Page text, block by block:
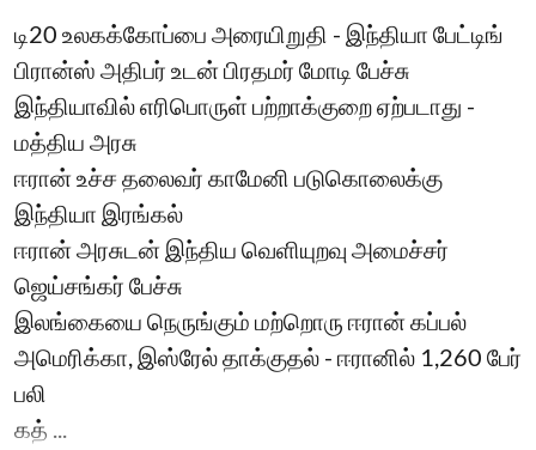
டி20 உலகக்கோப்பை அரையிறுதி - இந்தியா பேட்டிங்
பிரான்ஸ் அதிபர் உடன் பிரதமர் மோடி பேச்சு
இந்தியாவில் எரிபொருள் பற்றாக்குறை ஏற்படாது -
மத்திய அரசு
ஈரான் உச்ச தலைவர் காமேனி படுகொலைக்கு
இந்தியா இரங்கல்
ஈரான் அரசுடன் இந்திய வெளியுறவு அமைச்சர்
ஜெய்சங்கர் பேச்சு
இலங்கையை நெருங்கும் மற்றொரு ஈரான் கப்பல்
அமெரிக்கா, இஸ்ரேல் தாக்குதல் - ஈரானில் 1,260 பேர்
பலி
கத் ...